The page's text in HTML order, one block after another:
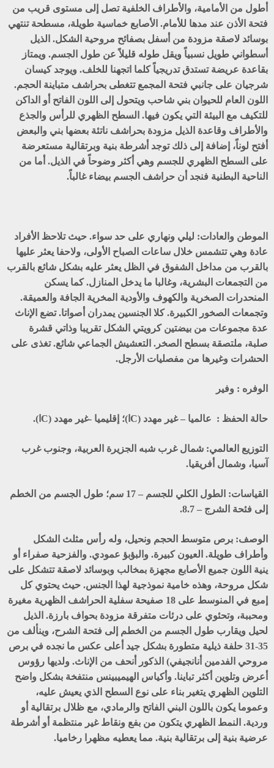
أطول من الأمامية، والأطراف الخلفية تصل إلى مستوى قريب من
فتحة الأذن عند مدها للأمام. الأصابع خماسية طويلة، مسطحة تنتهي
بوسائد لاصقة مزودة من أسفل بصفائح مروحية الشكل. الذيل
أسطواني طويل نسبياً ويقل طوله قليلاً عن طول الجسم. ويمتاز
بقاعدة عريضة تستدق تدريجياً كلما اتجهنا للخلف. ويوجد كيسان
شرجيان على جانبي فتحة المجمع تتغطى بحراشف متباينة الحجم.
اللون العام للحيوان بني شاحب ويتحول إلى اللون الفاتح أو الداكن
للتكيف مع البيئة التي يكون فيها. السطح الظهري للرأس والجذع
والأطراف وقاعدة الذيل مزودة بحراشف ناتئة بعضها بني والبعض
أفتح لوناً، إضافة إلى ذلك توجد أشرطة بنية وبرتقالية مستعرضة
على السطح الظهري للجسم وهي أكثر وضوحاً في الذيل. أما من
الناحية البطنية فنجد أن حراشف الجسم بيضاء غالباً.
الموطن والعادات: ليلي ونهاري على حد سواء. حيث تلاحظ الأفراد
عادة وهي تتشمس خلال ساعات الصباح الأولى، ولاحفا يعثر عليها
بالقرب من مداخل الشفوق في الظل يعثر عليه بشكل شائع بالقرب
من التجمعات البشرية، وغالبا ما يدخل المنازل. كما يسكن
المنحدرات الصخرية والكهوف والأودية المخرية الجافة والعميقة.
وتجمعات الصخور الكبيرة. كلا الجنسين يمدران أصواتا. تضع الإناث
عدة مجموعات من بيضتين كرويتي الشكل تقريبا وذاتي قشرة
صلبة، ملتصقة بسطح الصخر. التعشيش الجماعي شائع. تغذى على
الحشرات وغيرها من مفصليات الأرجل.
الوفره : وفير
حالة الحفظ : عالميا – غير مهدد (Cا)؛ إقليميا -غير مهدد (Cا).
التوزيع العالمي: شمال غرب شبه الجزيرة العربية، وجنوب غرب
آسيا، وشمال أفريقيا.
القياسات:
الطول الكلي للجسم – 17 سم؛ طول الجسم من الخطم
إلى فئحة الشرج – 8.7.
الوصف: برص متوسط الحجم ونحيل، وله رأس مثلث الشكل
وأطراف طويلة. العيون كبيرة. والبؤبؤ عمودي. والفزحية صفراء أو
ينية اللون جميع الأصابع مجهزة بمخالب وبوسائد لاصقة تتشكل على
شكل مروحة، وهذه خامية نموذجية لهذا الجنس. حيث يحتوي كل
إمبع في المنوسط على 18 صفيحة سفلية الحراشف الظهرية مغيرة
ومحببة، وتحئوي على درئات متفرقة مزودة بحواف بارزة. الذيل
لحيل ويقارب طول الجسم من الخطم إلى فتحة الشرح، وينألف من
35-31 حلفة ذيلية متطورة بشكل جيد أعلى عكس ما نجده في برص
مروحي الفدمين أنانجيفي) الذكور أنحف من الإناث. ولديها رؤوس
أعرض وتلوين أكثر تباينا. وأكياس الهيميبينس منتفخة بشكل واضح
التلوين الظهري يتغير بناء على نوع السطح الذي يعيش عليه،
وعموما يكون باللون البني الفاتح والرمادي، مع ظلال برتقالية أو
وردية. النمط الظهري يتكون من بفع ونقاط غير منتظمة أو أشرطة
عرضية بنية إلى برتقالية بنية. مما يعطيه مظهرا رخاميا.